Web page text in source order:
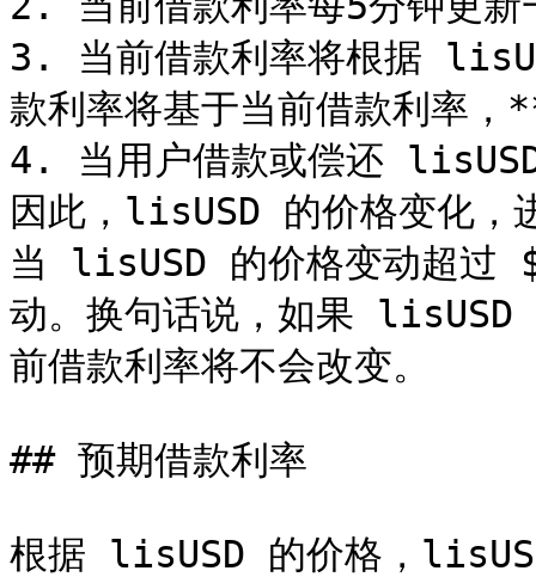
3. 当前借款利率将根据
款利率将基于当前借款利率
4. 当用户借款或偿还
因此，lisUSD 的价格变化，
当 lisUSD 的价格变动超过
动。换句话说，如果 lisUSD
前借款利率将不会改变。
## 预期借款利率
根据 lisUSD 的价格，